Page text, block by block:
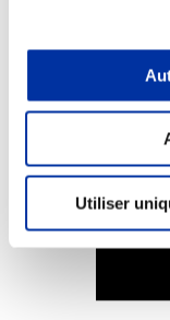
Utiliser